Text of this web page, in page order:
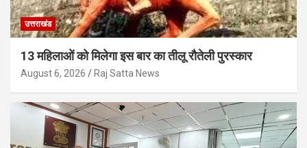
उत्तराखंड
13 महिलाओं को मिलेगा इस बार का तीलू रौतेली पुरस्कार
August 6, 2026 Raj Satta News